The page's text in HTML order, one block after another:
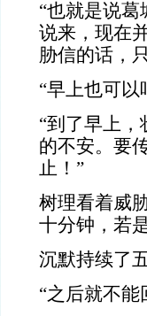
“也就是说
说来，现在
胁信的话，
“早上也可以
“到了早上
的不安。要
止！”
树理看着威
十分钟，若
沉默持续了
“之后就不能